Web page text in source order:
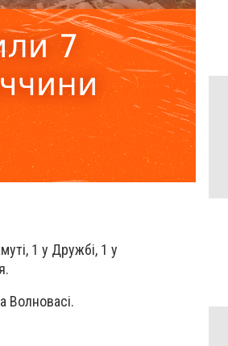
1 у Дружбі, 1 у
Волновасі.